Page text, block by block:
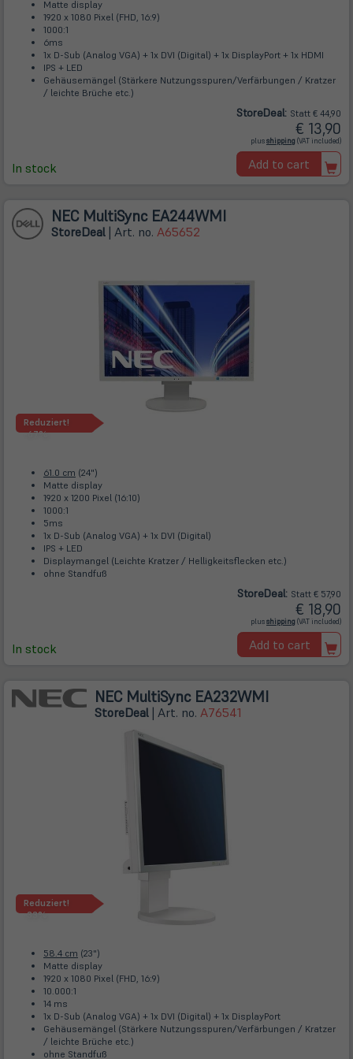
Matte display
1920 x 1080 Pixel (FHD, 16:9)
1000:1
6ms
1x D-Sub (Analog VGA) + 1x DVI (Digital) + 1x DisplayPort + 1x HDMI
IPS + LED
Gehäusemängel (Stärkere Nutzungsspuren/Verfärbungen / Kratzer
/ leichte Brüche etc.)
In stock
StoreDeal: Statt € 44,90
€ 13,90
plusshipping (öffnet
in
neuem
Tab)
(VAT included)
Add to cart
NEC MultiSync EA244WMI
StoreDeal | Art. no. A65652
Reduziert!
-67%
61.0 cm (24")
Matte display
1920 x 1200 Pixel (16:10)
1000:1
5ms
1x D-Sub (Analog VGA) + 1x DVI (Digital)
IPS + LED
Displaymangel (Leichte Kratzer / Helligkeitsflecken etc.)
ohne Standfuß
In stock
StoreDeal: Statt € 57,90
€ 18,90
plusshipping (öffnet
in
neuem
Tab)
(VAT included)
Add to cart
NEC MultiSync EA232WMI
StoreDeal | Art. no. A76541
Reduziert!
-33%
58.4 cm (23")
Matte display
1920 x 1080 Pixel (FHD, 16:9)
10.000:1
14 ms
1x D-Sub (Analog VGA) + 1x DVI (Digital) + 1x DisplayPort
Gehäusemängel (Stärkere Nutzungsspuren/Verfärbungen / Kratzer
/ leichte Brüche etc.)
ohne Standfuß